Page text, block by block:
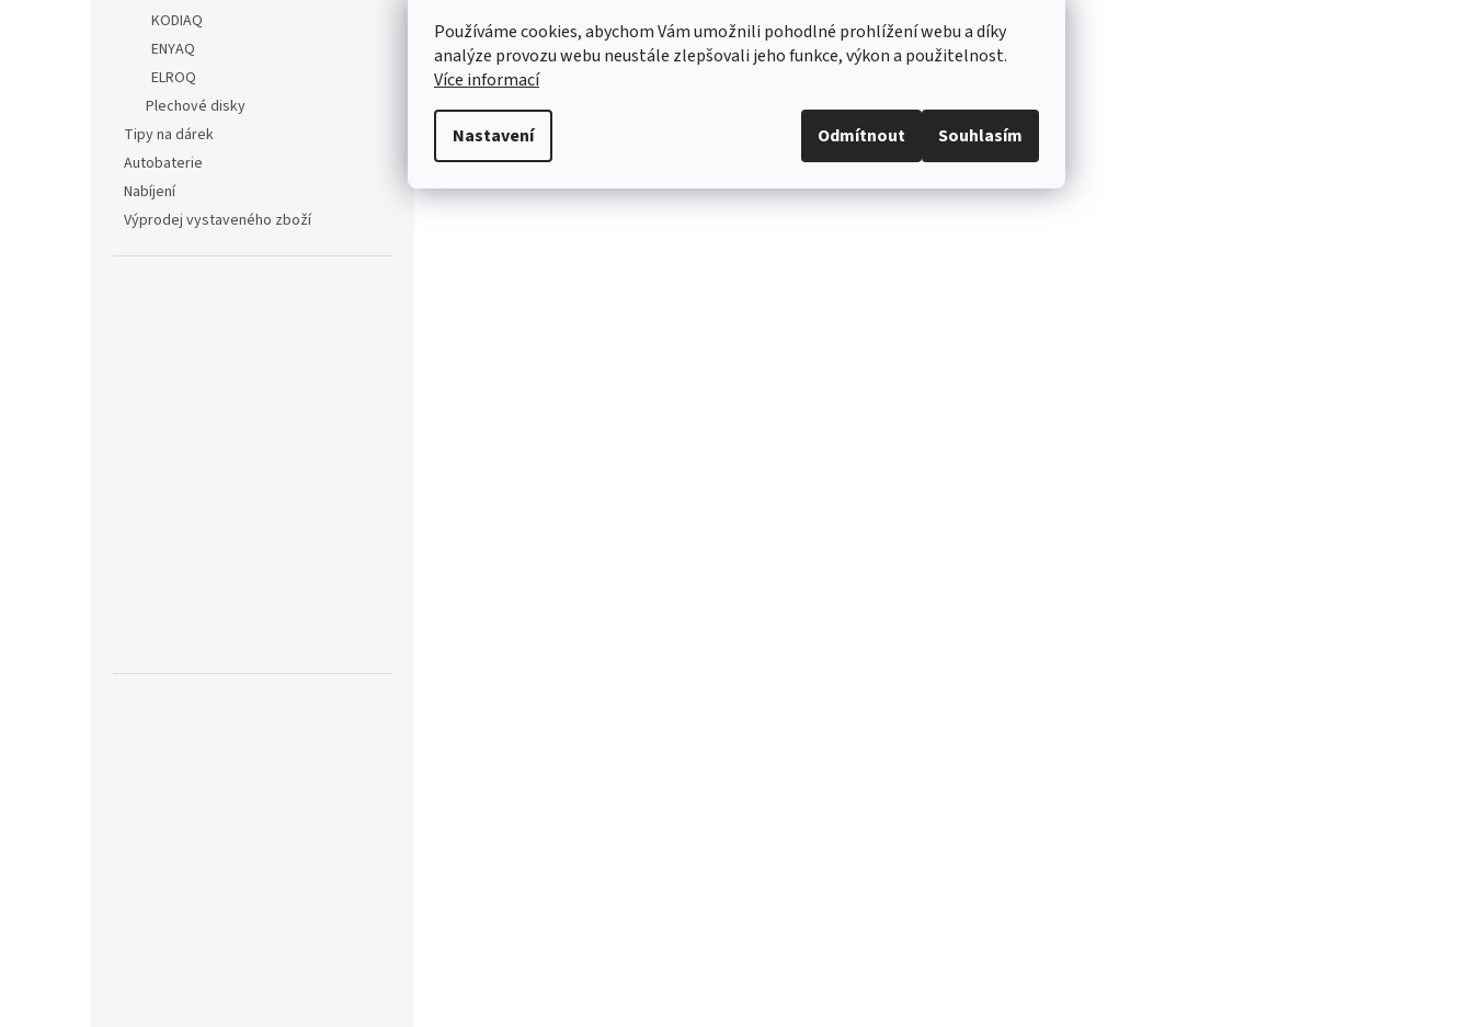
Používáme cookies, abychom Vám umožnili pohodlné prohlížení webu a díky
analýze provozu webu neustále zlepšovali jeho funkce, výkon a použitelnost.
Více informací
Nastavení Odmítnout Souhlasím
KODIAQ
ENYAQ
ELROQ
Plechové disky
Tipy na dárek
Autobaterie
Nabíjení
Výprodej vystaveného zboží
50 g
Doporučená profesionální instalace
Ano
Zobrazit
méně
Určeno pro:
Kamiq (2019+)